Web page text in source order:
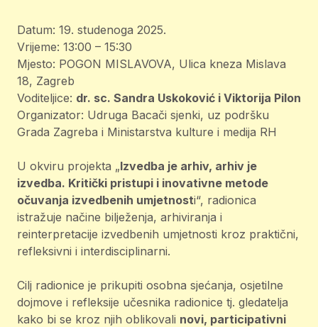
Datum: 19. studenoga 2025.
Vrijeme: 13:00 – 15:30
Mjesto: POGON MISLAVOVA, Ulica kneza Mislava
18, Zagreb
Voditeljice: dr. sc. Sandra Uskoković i Viktorija Pilon
Organizator: Udruga Bacači sjenki, uz podršku
Grada Zagreba i Ministarstva kulture i medija RH
U okviru projekta „Izvedba je arhiv, arhiv je
izvedba. Kritički pristupi i inovativne metode
očuvanja izvedbenih umjetnosti“, radionica
istražuje načine bilježenja, arhiviranja i
reinterpretacije izvedbenih umjetnosti kroz praktični,
refleksivni i interdisciplinarni.
Cilj radionice je prikupiti osobna sjećanja, osjetilne
dojmove i refleksije učesnika radionice tj. gledatelja
kako bi se kroz njih oblikovali novi, participativni